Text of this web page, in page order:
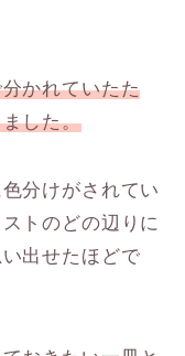
かれていたた
した。
分けがされてい
トのどの辺りに
出せたほどで